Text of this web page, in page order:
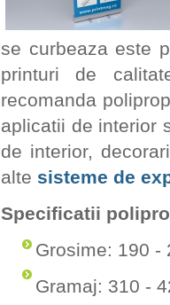
se curbeaza este
printuri de
recomanda
aplicatii de interior
de interior,
alte sisteme de
Specificatii
Grosime: 190 -
Gramaj: 310 -